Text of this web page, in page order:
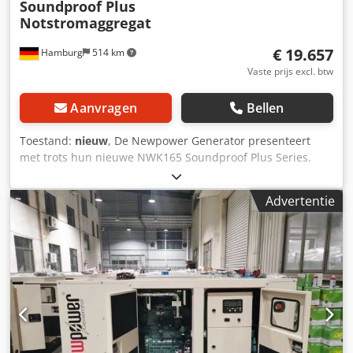
Hamburg 514 km
Soundproof Plus
Notstromaggregat
€ 19.657
Vaste prijs excl. btw
Aanvragen Bellen
Toestand: nieuw, De Newpower Generator presenteert
met trots hun nieuwe NWK165 Soundproof Plus Series.
Deze generatorsets zijn voorzien van extra
geluidsgordijnen in de cabines, die een geluidsreductie
van 15 procent garanderen ten opzichte van de
standaardserie. De unit is nieuw, compleet inclusief
besturing, dieseltank, uitlaat accu's, elektrische
snelheidsregelaar, AVR, acculader, koelwaterboiler,
stopcontacten, FI beveiligingsschakelaar. - Versterkte
geluidsisolatie - Extra stille werking - Netbewaking,
netvoeding - Klaar voor onmiddellijk gebruik Technische
data: Model: NWK165 Soundproof Plus back-upgenerator
Fawde Motor Newpower generatorset met extra
Advertentie